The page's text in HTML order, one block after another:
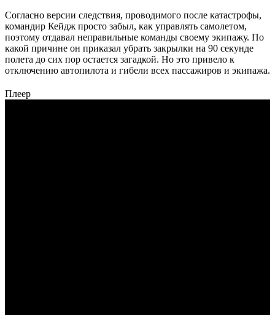
Согласно версии следствия, проводимого после катастрофы,
командир Кейдж просто забыл, как управлять самолетом,
поэтому отдавал неправильные команды своему экипажу. По
какой причине он приказал убрать закрылки на 90 секунде
полета до сих пор остается загадкой. Но это привело к
отключению автопилота и гибели всех пассажиров и экипажа.
Плеер